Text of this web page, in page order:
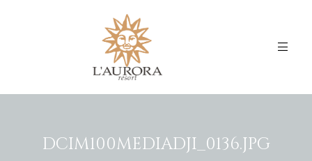
DCIM100MEDIADJI_0136.JPG